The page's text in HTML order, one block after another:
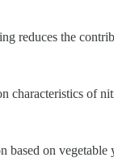
reduces the
characteristics of
on